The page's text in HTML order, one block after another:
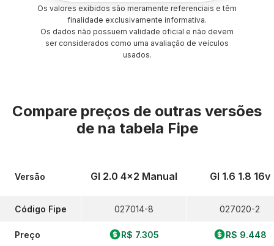
Os valores exibidos são meramente referenciais e têm
finalidade exclusivamente informativa.
Os dados não possuem validade oficial e não devem
ser considerados como uma avaliação de veículos
usados.
Compare preços de outras versões
de na tabela Fipe
Versão
Código Fipe
Preço
Gl 2.0 4x2 Manual
027014-8
R$ 7.305
Gl 1.6 1.8 16v
027020-2
R$ 9.448